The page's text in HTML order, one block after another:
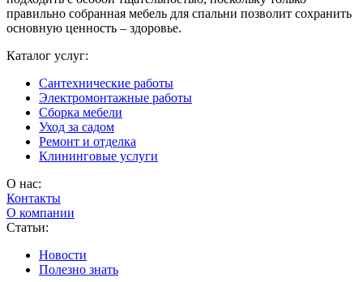
правильно собранная мебель для спальни позволит сохранить
основную ценность – здоровье.
Каталог услуг:
Сантехнические работы
Электромонтажные работы
Сборка мебели
Уход за садом
Ремонт и отделка
Клининговые услуги
О нас:
Контакты
О компании
Статьи:
Новости
Полезно знать